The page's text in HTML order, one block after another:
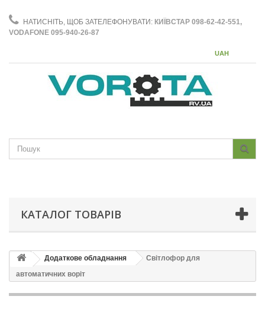
НАТИСНІТЬ, ЩОБ ЗАТЕЛЕФОНУВАТИ: КИЇВСТАР 098-62-42-551,
VODAFONE 095-940-26-87
UAH
КАТАЛОГ ТОВАРІВ
Додаткове обладнання
Світлофор для
автоматичних воріт